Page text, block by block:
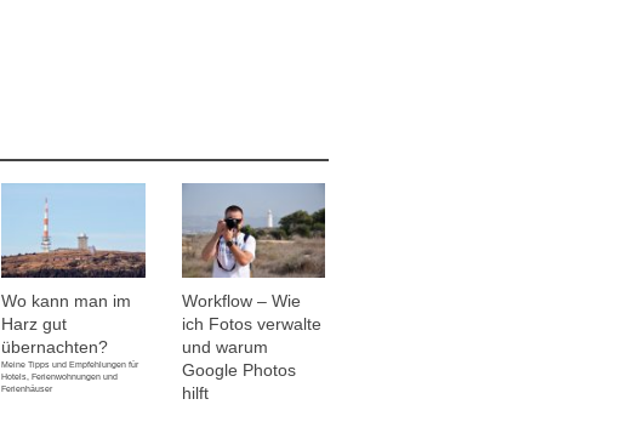
Wo kann man im
Harz gut
übernachten?
Meine Tipps und Empfehlungen für
Hotels, Ferienwohnungen und
Ferienhäuser
Workflow – Wie
ich Fotos verwalte
und warum
Google Photos
hilft